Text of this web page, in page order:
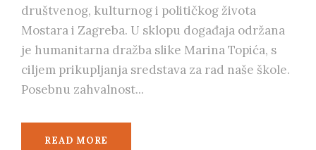
društvenog, kulturnog i političkog života
Mostara i Zagreba. U sklopu događaja održana
je humanitarna dražba slike Marina Topića, s
ciljem prikupljanja sredstava za rad naše škole.
Posebnu zahvalnost...
READ MORE